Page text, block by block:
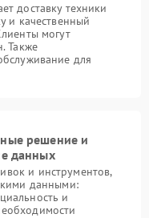
доставку техники
и качественный
могут
Также
для
решение и
данных
и инструментов,
данными:
и